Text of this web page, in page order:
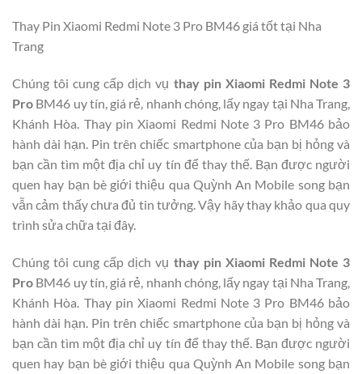
Thay Pin Xiaomi Redmi Note 3 Pro BM46 giá tốt tại Nha
Trang
Chúng tôi cung cấp dịch vụ thay pin Xiaomi Redmi Note 3
Pro BM46 uy tín, giá rẻ, nhanh chóng, lấy ngay tại Nha Trang,
Khánh Hòa. Thay pin Xiaomi Redmi Note 3 Pro BM46 bảo
hành dài hạn. Pin trên chiếc smartphone của bạn bị hỏng và
bạn cần tìm một địa chỉ uy tín để thay thế. Bạn được người
quen hay bạn bè giới thiệu qua Quỳnh An Mobile song bạn
vẫn cảm thấy chưa đủ tin tưởng. Vậy hãy thay khảo qua quy
trình sửa chữa tại đây.
Chúng tôi cung cấp dịch vụ thay pin Xiaomi Redmi Note 3
Pro BM46 uy tín, giá rẻ, nhanh chóng, lấy ngay tại Nha Trang,
Khánh Hòa. Thay pin Xiaomi Redmi Note 3 Pro BM46 bảo
hành dài hạn. Pin trên chiếc smartphone của bạn bị hỏng và
bạn cần tìm một địa chỉ uy tín để thay thế. Bạn được người
quen hay bạn bè giới thiệu qua Quỳnh An Mobile song bạn